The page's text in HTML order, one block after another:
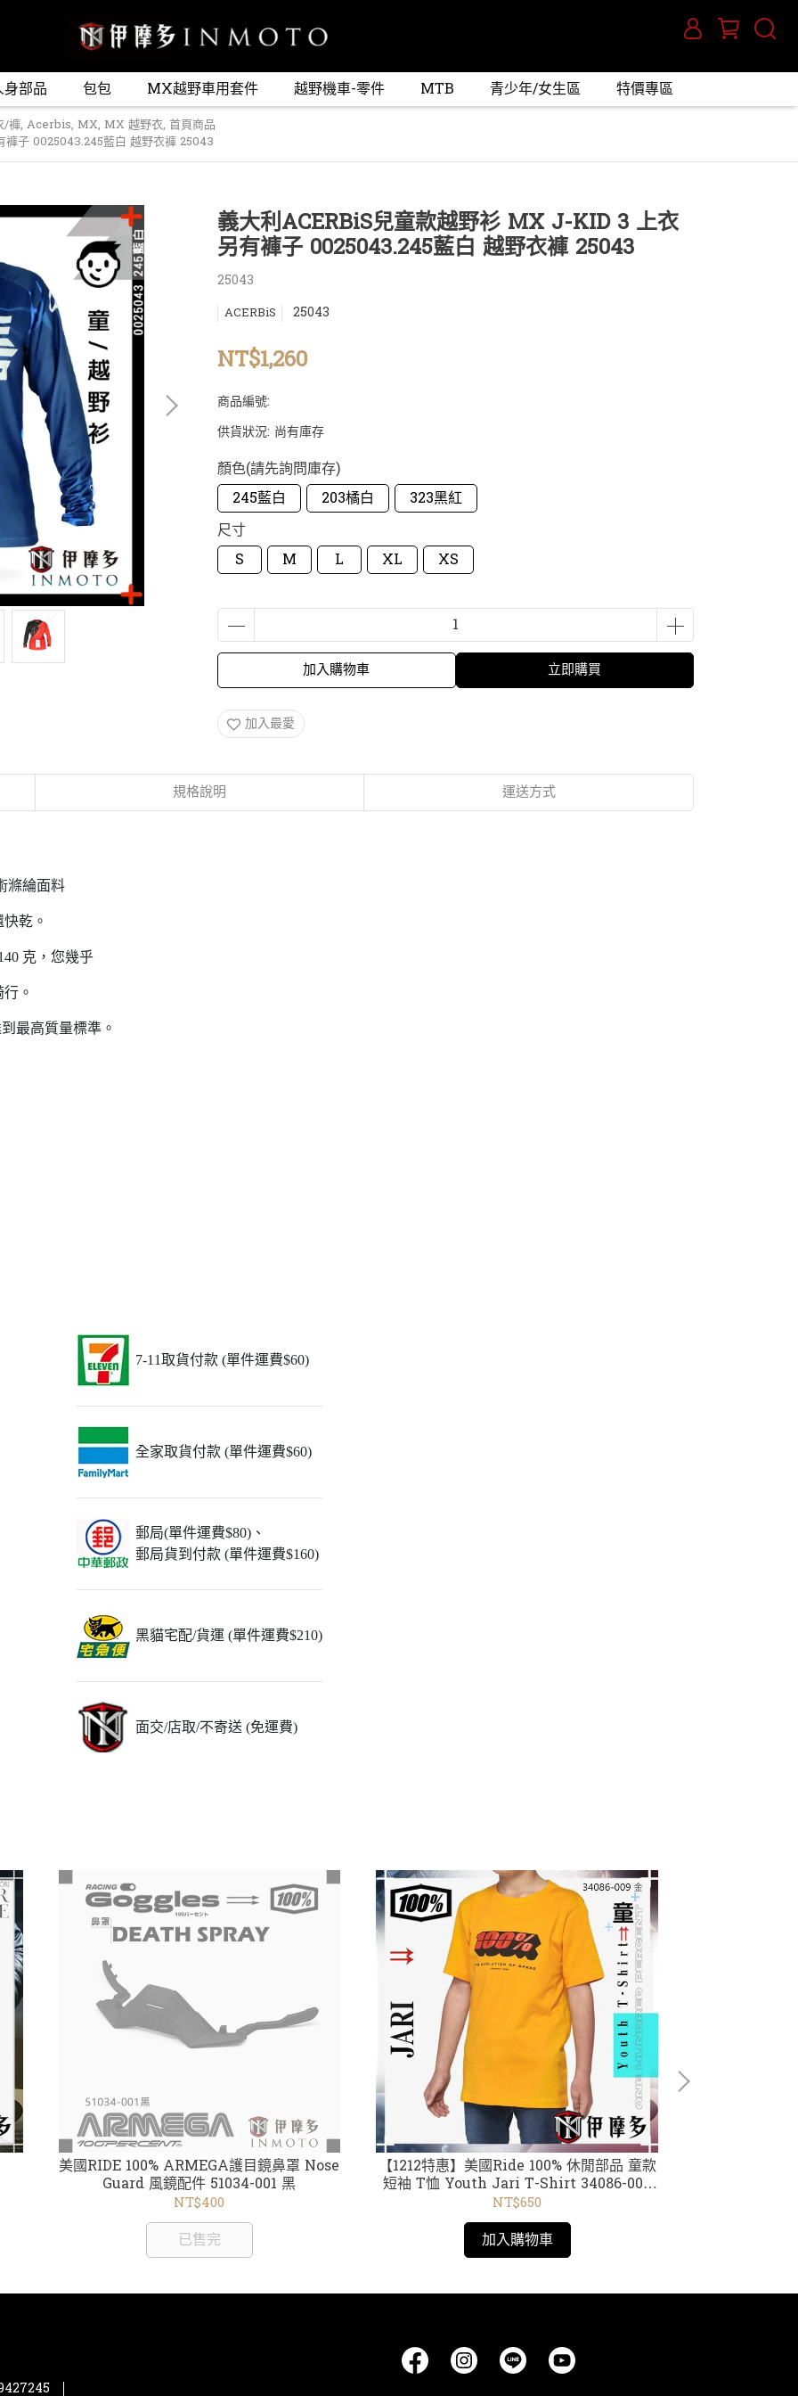
部品 包包 MX越野車用套件 越野機車-零件 MTB 青少年/女生區 特價專區
/褲, Acerbis, MX, MX 越野衣, 首頁商品
子 0025043.245藍白 越野衣褲 25043
義大利ACERBiS兒童款越野衫 MX J-KID 3 上衣
另有褲子 0025043.245藍白 越野衣褲 25043
25043
ACERBiS 25043
NT$1,260
商品編號:
供貨狀況: 尚有庫存
顏色(請先詢問庫存)
245藍白
203橘白
323黑紅
尺寸
S
M L XL XS
加入購物車 立即購買
加入最愛
規格說明 運送方式
滌綸面料
乾。
克，您幾乎
。
最高質量標準。
7-11取貨付款 (單件運費$60)
全家取貨付款 (單件運費$60)
郵局(單件運費$80)、
郵局貨到付款 (單件運費$160)
黑貓宅配/貨運 (單件運費$210)
面交/店取/不寄送 (免運費)
美國RIDE 100% ARMEGA護目鏡鼻罩 Nose
Guard 風鏡配件 51034-001 黑
NT$400
已售完
【1212特惠】美國Ride 100% 休閒部品 童款
短袖 T恤 Youth Jari T-Shirt 34086-009
磚紅 /34019 黑
NT$650
加入購物車